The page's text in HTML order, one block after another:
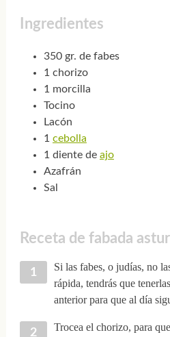
Ingredientes
350 gr. de fabes
1 chorizo
1 morcilla
Tocino
Lacón
1 cebolla
1 diente de ajo
Azafrán
Sal
Receta de fabada
Si las fabes, o judías, no
rápida, tendrás que
anterior para que al día
Trocea el chorizo, para